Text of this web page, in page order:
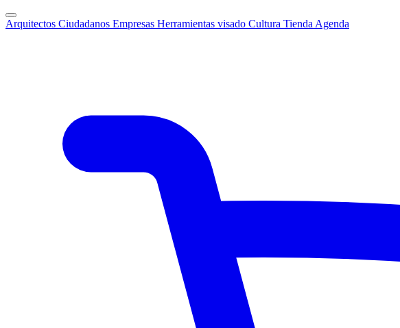
Arquitectos Ciudadanos Empresas Herramientas visado Cultura Tienda Agenda